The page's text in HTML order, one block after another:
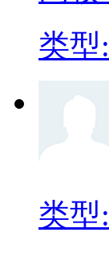
类型:
类型: